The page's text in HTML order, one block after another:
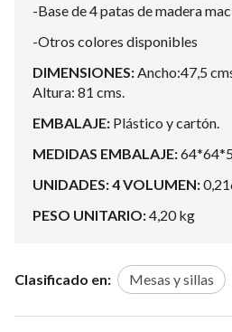
-Base de 4 patas de madera
-Otros colores disponibles
DIMENSIONES: Ancho:47,5
Altura: 81 cms.
EMBALAJE: Plástico y cartón.
MEDIDAS EMBALAJE:
UNIDADES: 4 VOLUMEN:
PESO UNITARIO:4,20 kg
Clasificado en: Mesas y sillas